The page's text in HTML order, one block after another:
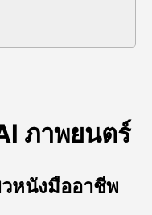
ภาพยนตร์
หนังมืออาชีพ